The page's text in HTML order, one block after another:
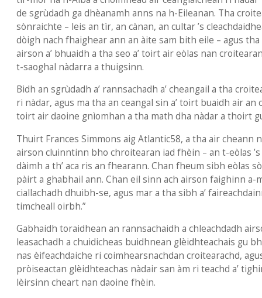
de sgrùdadh ga dhèanamh anns na h-Eileanan. Tha
sònraichte – leis an tìr, an cànan, an cultar ’s
dòigh nach fhaighear ann an àite sam bith eile – agus
airson a’ bhuaidh a tha seo a’ toirt air eòlas nan
t-saoghal nàdarra a thuigsinn.
Bidh an sgrùdadh a’ rannsachadh a’ cheangail a tha
ri nàdar, agus ma tha an ceangal sin a’ toirt buaidh air an
toirt air daoine gnìomhan a tha math dha nàdar a thoirt
Thuirt Frances Simmons aig Atlantic58, a tha air cheann
airson cluinntinn bho chroitearan iad fhèin – an t-eòlas ’s
dàimh a th’ aca ris an fhearann. Chan fheum sibh eòlas
pàirt a ghabhail ann. Chan eil sinn ach airson faighinn a-
ciallachadh dhuibh-se, agus mar a tha sibh a’
timcheall oirbh.”
Gabhaidh toraidhean an rannsachaidh a chleachdadh
leasachadh a chuidicheas buidhnean glèidhteachais gu
nas èifeachdaiche ri coimhearsnachdan croitearachd,
pròiseactan glèidhteachas nàdair san àm ri teachd a’
lèirsinn cheart nan daoine fhèin.